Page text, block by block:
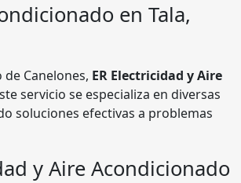
en Tala,
Canelones, ER Electricidad y Aire
servicio se especializa en diversas
soluciones efectivas a problemas
y Aire Acondicionado